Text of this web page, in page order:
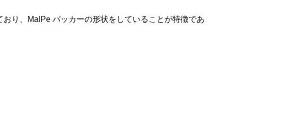
り、MalPe パッカーの形状をしていることが特徴であ